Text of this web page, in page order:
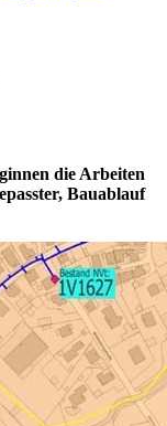
die Arbeiten
Bauablauf